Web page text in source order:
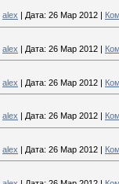
alex Дата: 26 Мар 2012
alex | Дата: 26 Мар 2012 |
alex | Дата: 26 Мар 2012 |
alex | Дата: 26 Мар 2012 |
alex | Дата: 26 Мар 2012 |